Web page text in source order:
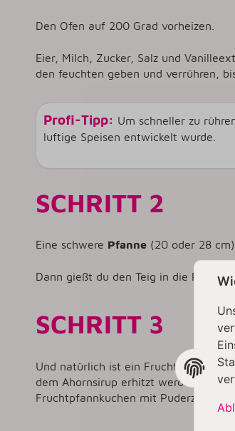
Den Ofen auf 200 Grad vorheizen.
Eier, Milch, Zucker, Salz und
den feuchten geben und verrühren,
Profi-Tipp: Um schneller zu
luftige Speisen entwickelt wurde.
SCHRITT 2
Eine schwere Pfanne (20 oder 28
Dann gießt du den Teig in die
SCHRITT 3
Und natürlich ist ein
dem Ahornsirup erhitzt werden, bis
Fruchtpfannkuchen mit Puderzucker